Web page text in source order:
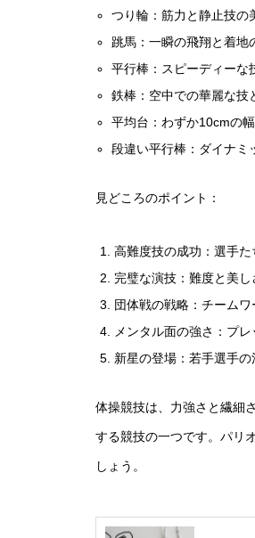
つり輪：筋力と静止技の
跳馬：一瞬の飛翔と着地
平行棒：スピーディーな
鉄棒：空中での華麗な技
平均台：わずか10cmの
段違い平行棒：ダイナミ
見どころのポイント：
高難度技の成功：選手
完璧な演技：難度と美
団体戦の戦略：チーム
メンタル面の強さ：プ
新星の登場：若手選手
体操競技は、力強さと繊細
する競技の一つです。パリ
しょう。